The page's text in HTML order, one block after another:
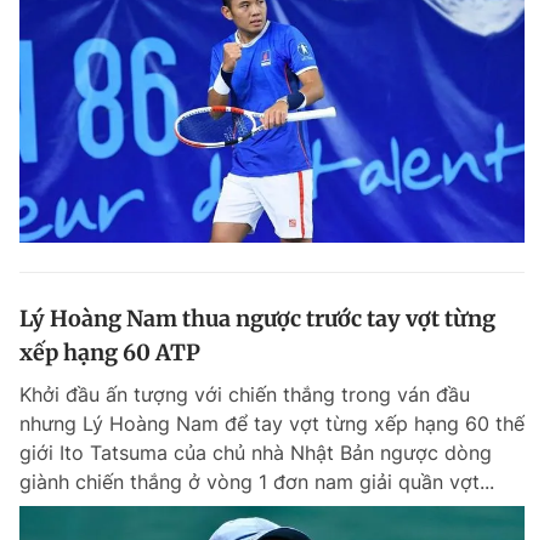
Lý Hoàng Nam thua ngược trước tay vợt từng
xếp hạng 60 ATP
Khởi đầu ấn tượng với chiến thắng trong ván đầu
nhưng Lý Hoàng Nam để tay vợt từng xếp hạng 60 thế
giới Ito Tatsuma của chủ nhà Nhật Bản ngược dòng
giành chiến thắng ở vòng 1 đơn nam giải quần vợt...